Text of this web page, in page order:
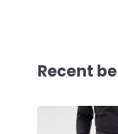
Recent